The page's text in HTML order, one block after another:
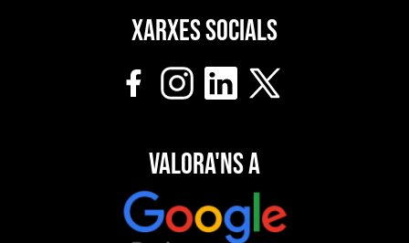
Xarxes socials
Valora'ns a